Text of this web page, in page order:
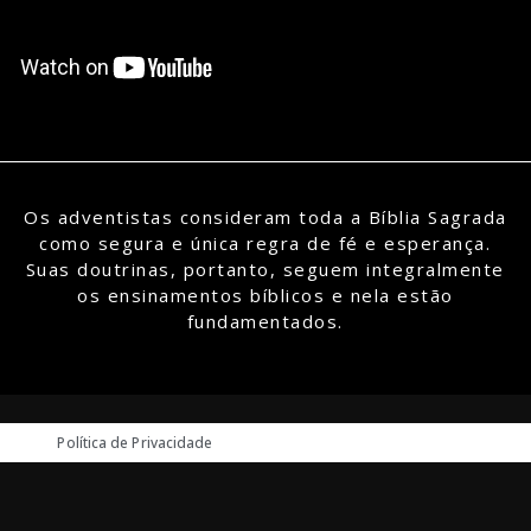
Os adventistas consideram toda a Bíblia Sagrada
como segura e única regra de fé e esperança.
Suas doutrinas, portanto, seguem integralmente
os ensinamentos bíblicos e nela estão
fundamentados.
Política de Privacidade